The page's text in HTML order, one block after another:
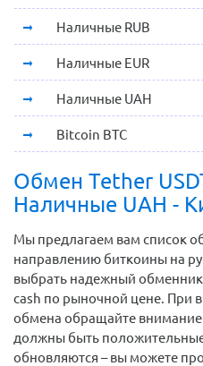
Наличные RUB
Наличные EUR
Наличные UAH
Bitcoin BTC
Обмен Tether
Наличные UAH -
Мы предлагаем вам список
направлению биткоины на
выбрать надежный
cash по рыночной цене. При
обмена обращайте внимание
должны быть
обновляются – вы можете